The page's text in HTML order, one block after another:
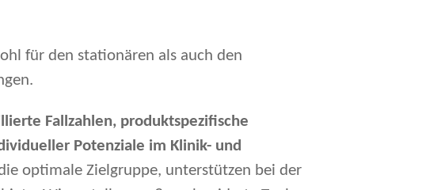
für den stationären als auch den
Fallzahlen, produktspezifische
Potenziale im Klinik- und
optimale Zielgruppe, unterstützen bei der